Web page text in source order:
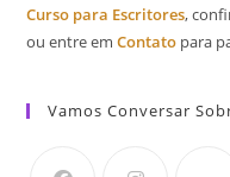
Curso para Escritores,
ou entre emContato para
Vamos Conversar